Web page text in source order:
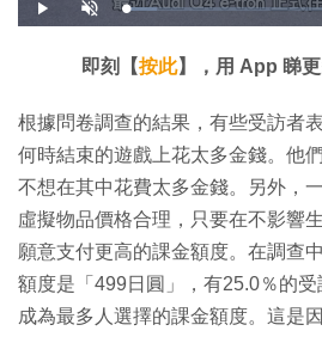
播
放
開
啟
載
入
:
1
9
%
即刻【按此】，用 App 睇
根據問卷調查的結果，有些受訪者
何時結束的遊戲上花太多金錢。他
不想在其中花費太多金錢。另外，
虛擬物品價格合理，只要在不影響
願意支付更高的課金額度。在調查
額度是「499日圓」，有25.0％的受
成為最多人選擇的課金額度。這是